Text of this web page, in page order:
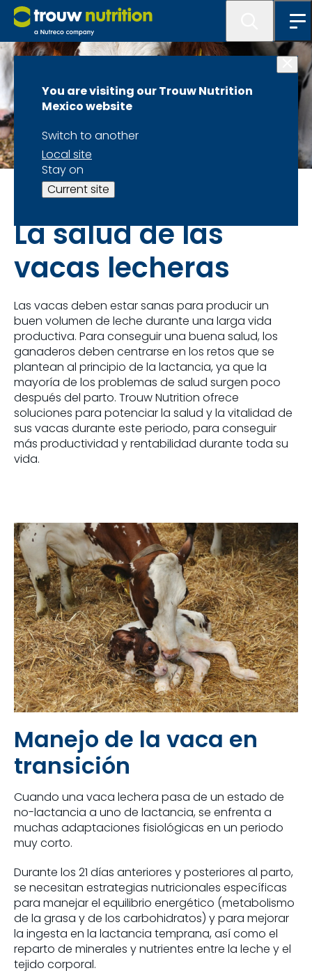
You are visiting our Trouw Nutrition
Mexico website
Switch to another
Local site
Stay on
Current site
Vacas Lecheras
La salud de las
vacas lecheras
Las vacas deben estar sanas para producir un
buen volumen de leche durante una larga vida
productiva. Para conseguir una buena salud, los
ganaderos deben centrarse en los retos que se
plantean al principio de la lactancia, ya que la
mayoría de los problemas de salud surgen poco
después del parto. Trouw Nutrition ofrece
soluciones para potenciar la salud y la vitalidad de
sus vacas durante este periodo, para conseguir
más productividad y rentabilidad durante toda su
vida.
Manejo de la vaca en
transición
Cuando una vaca lechera pasa de un estado de
no-lactancia a uno de lactancia, se enfrenta a
muchas adaptaciones fisiológicas en un periodo
muy corto.
Durante los 21 días anteriores y posteriores al parto,
se necesitan estrategias nutricionales específicas
para manejar el equilibrio energético (metabolismo
de la grasa y de los carbohidratos) y para mejorar
la ingesta en la lactancia temprana, así como el
reparto de minerales y nutrientes entre la leche y el
tejido corporal.